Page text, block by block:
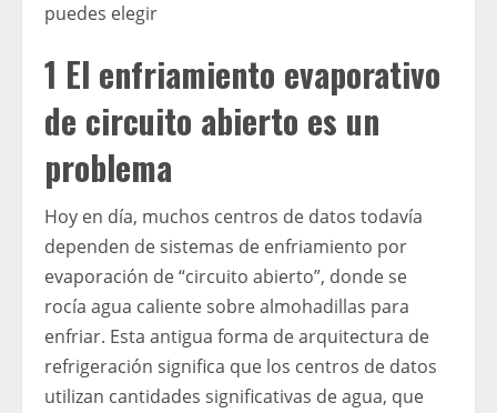
puedes elegir
1 El enfriamiento evaporativo
de circuito abierto es un
problema
Hoy en día, muchos centros de datos todavía
dependen de sistemas de enfriamiento por
evaporación de “circuito abierto”, donde se
rocía agua caliente sobre almohadillas para
enfriar. Esta antigua forma de arquitectura de
refrigeración significa que los centros de datos
utilizan cantidades significativas de agua, que